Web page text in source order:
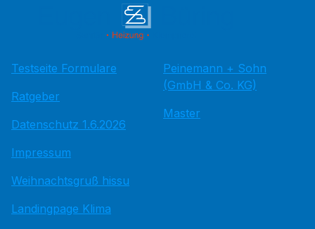
Testseite Formulare
Ratgeber
Datenschutz 1.6.2026
Impressum
Weihnachtsgruß hissu
Landingpage Klima
Peinemann + Sohn
(GmbH & Co. KG)
Master